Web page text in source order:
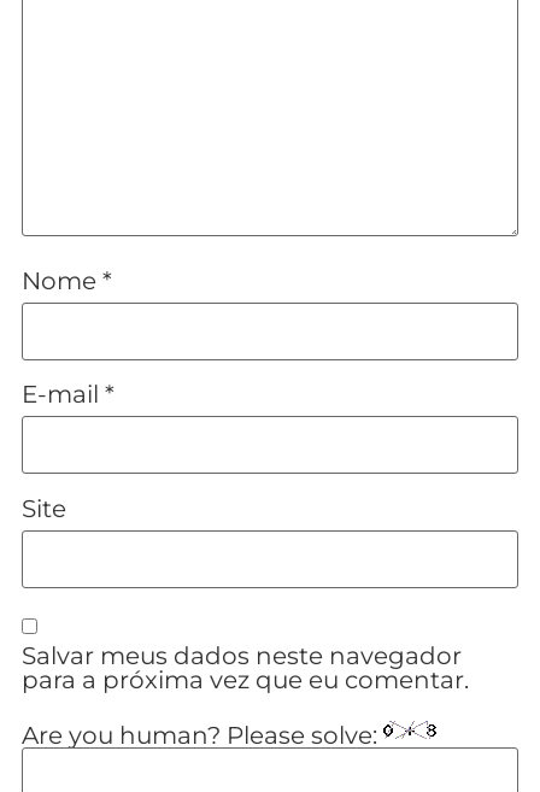
Nome *
E-mail *
Site
Salvar meus dados neste navegador
para a próxima vez que eu comentar.
Are you human? Please solve: